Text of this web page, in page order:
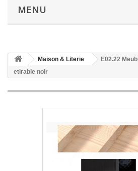
MENU
Maison & Literie
E02.22
etirable noir